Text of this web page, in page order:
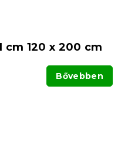
cm 120 x 200 cm
Bővebben